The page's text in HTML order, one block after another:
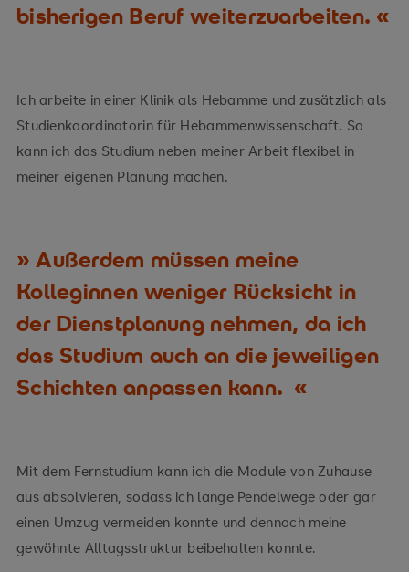
bisherigen Beruf weiterzuarbeiten.
Ich arbeite in einer Klinik als Hebamme und zusätzlich als
Studienkoordinatorin für Hebammenwissenschaft. So
kann ich das Studium neben meiner Arbeit flexibel in
meiner eigenen Planung machen.
Außerdem müssen meine
Kolleginnen weniger Rücksicht in
der Dienstplanung nehmen, da ich
das Studium auch an die jeweiligen
Schichten anpassen kann.
Mit dem Fernstudium kann ich die Module von Zuhause
aus absolvieren, sodass ich lange Pendelwege oder gar
einen Umzug vermeiden konnte und dennoch meine
gewöhnte Alltagsstruktur beibehalten konnte.